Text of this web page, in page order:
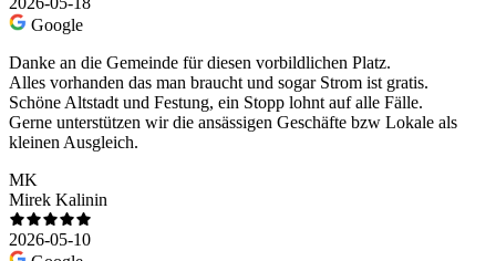
Google
Danke an die Gemeinde für diesen vorbildlichen Platz.
Alles vorhanden das man braucht und sogar Strom ist gratis.
Schöne Altstadt und Festung, ein Stopp lohnt auf alle Fälle.
Gerne unterstützen wir die ansässigen Geschäfte bzw Lokale als
kleinen Ausgleich.
MK
Mirek Kalinin
2026-05-10